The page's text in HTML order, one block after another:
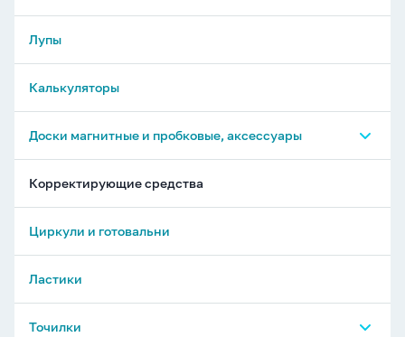
Лупы
Калькуляторы
Доски магнитные и пробковые, аксессуары
Магниты и аксессуары для досок
Корректирующие средства
Циркули и готовальни
Ластики
Точилки